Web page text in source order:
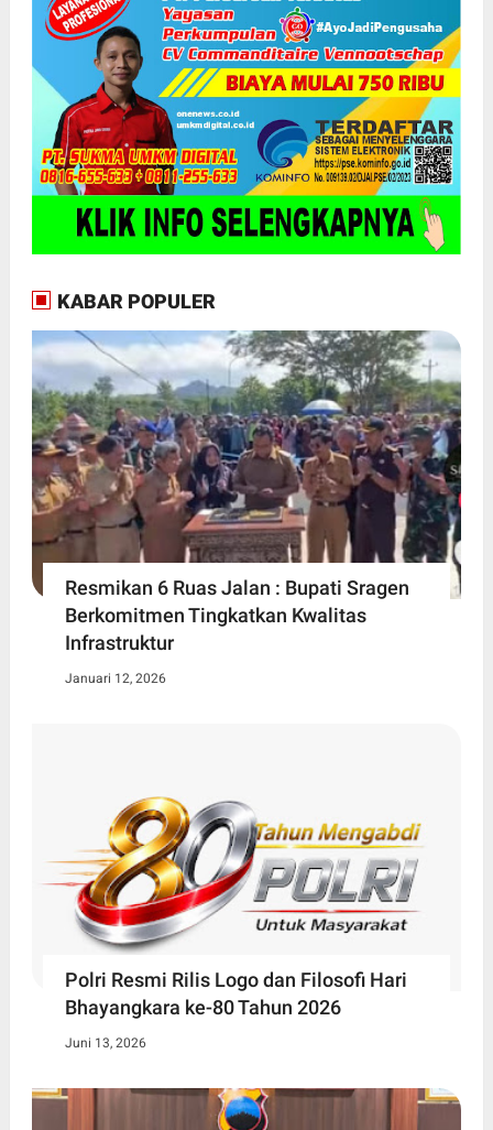
KABAR POPULER
Resmikan 6 Ruas Jalan : Bupati Sragen
Berkomitmen Tingkatkan Kwalitas
Infrastruktur
Januari 12, 2026
Polri Resmi Rilis Logo dan Filosofi Hari
Bhayangkara ke-80 Tahun 2026
Juni 13, 2026